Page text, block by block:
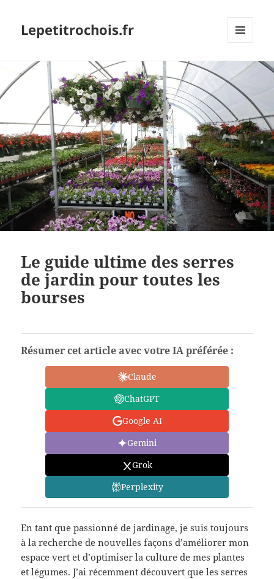
Lepetitrochois.fr
WIDGETS
Le guide ultime des serres
de jardin pour toutes les
bourses
Résumer cet article avec votre IA préférée :
Claude
ChatGPT
Google AI
Gemini
Grok
Perplexity
En tant que passionné de jardinage, je suis toujours
à la recherche de nouvelles façons d’améliorer mon
espace vert et d’optimiser la culture de mes plantes
et légumes. J’ai récemment découvert que les serres